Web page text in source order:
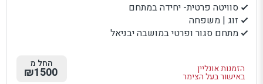
סוויטה פרטית- יחידה במתחם
זוג | משפחה
מתחם סגור ופרטי במושבה יבניאל
הזמנות אונליין
באישור בעל הצימר
החל מ
₪1500